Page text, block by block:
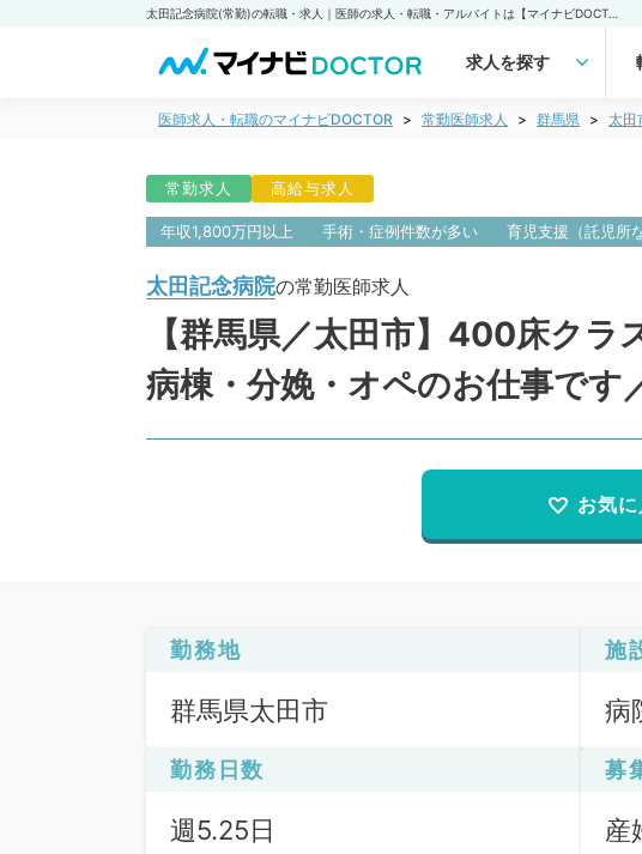
求人を探す
医師求人・転職のマイナビDOCTOR 常勤医師求人 群馬県 太田
常勤求人 高給与求人
年収1,800万円以上 手術・症例件数が多い 育児支援（託児所
太田記念病院の常勤医師求人
【群馬県／太田市】400床ク
病棟・分娩・オペのお仕事です
お気に
勤務地
群馬県太田市
施
病
勤務日数
週5.25日
募
産